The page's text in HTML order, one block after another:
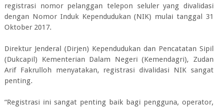
registrasi nomor pelanggan telepon seluler yang divalidasi
dengan Nomor Induk Kependudukan (NIK) mulai tanggal 31
Oktober 2017.
Direktur Jenderal (Dirjen) Kependudukan dan Pencatatan Sipil
(Dukcapil) Kementerian Dalam Negeri (Kemendagri), Zudan
Arif Fakrulloh menyatakan, registrasi divalidasi NIK sangat
penting.
“Registrasi ini sangat penting baik bagi pengguna, operator,